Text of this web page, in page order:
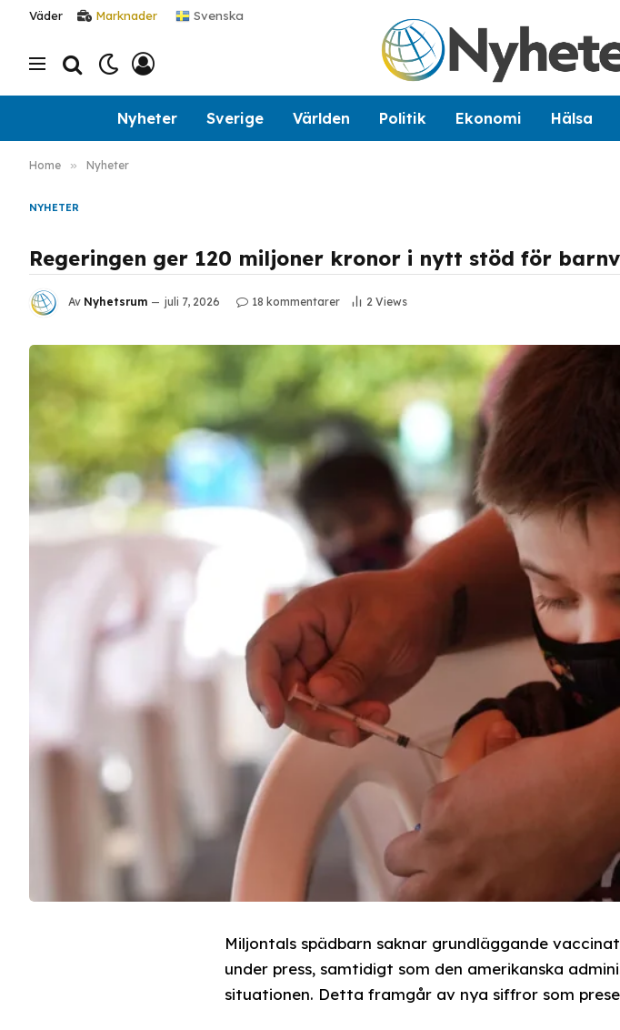
Väder Marknader Svenska
Nyheter Sverige Världen Politik Ekonomi Hälsa
Home » Nyheter
NYHETER
Regeringen ger 120 miljoner kronor i nytt stöd för
Av Nyhetsrum juli 7, 2026 18 kommentarer 2 Views
Miljontals spädbarn saknar grundläggande
under press, samtidigt som den amerikanska
situationen. Detta framgår av nya siffror som